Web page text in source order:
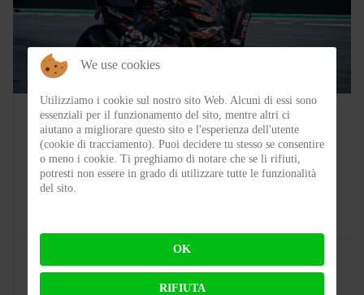
Colpo grosso in Superbike, arrivano le
1200! Bentornata Aprilia?
We use cookies
Utilizziamo i cookie sul nostro sito Web. Alcuni di essi sono
essenziali per il funzionamento del sito, mentre altri ci
aiutano a migliorare questo sito e l'esperienza dell'utente
(cookie di tracciamento). Puoi decidere tu stesso se consentire
o meno i cookie. Ti preghiamo di notare che se li rifiuti,
potresti non essere in grado di utilizzare tutte le funzionalità
del sito.
OK
RIFIUTA